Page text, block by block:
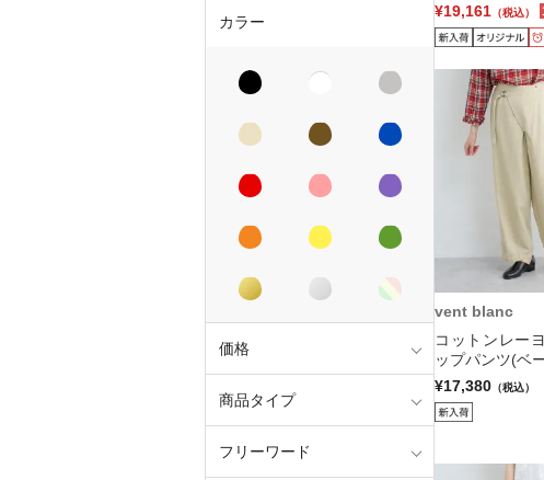
カラー
価格
商品タイプ
フリーワード
¥19,161 （税込）
vent blanc
コットンレー
ップパンツ(ベ
¥17,380 （税込）